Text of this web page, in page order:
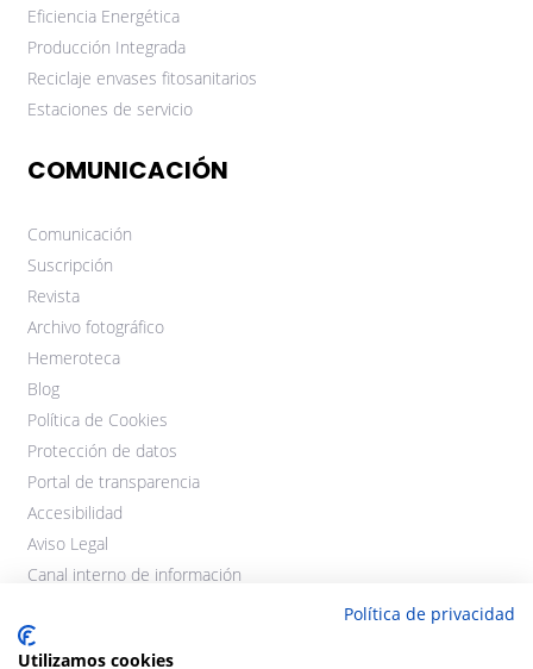
Eficiencia Energética
Producción Integrada
Reciclaje envases fitosanitarios
Estaciones de servicio
COMUNICACIÓN
Comunicación
Suscripción
Revista
Archivo fotográfico
Hemeroteca
Blog
Política de Cookies
Protección de datos
Portal de transparencia
Accesibilidad
Aviso Legal
Canal interno de información
Política de privacidad
Utilizamos cookies